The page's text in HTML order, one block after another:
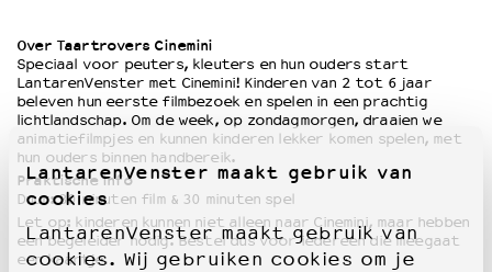
LantarenVenster maakt gebruik van
cookies
LantarenVenster maakt gebruik van
cookies. Wij gebruiken cookies om je
Over Taartrovers Cinemini
Speciaal voor peuters, kleuters en hun ouders start
LantarenVenster met Cinemini! Kinderen van 2 tot 6 jaar
beleven hun eerste filmbezoek en spelen in een prachtig
lichtlandschap. Om de week, op zondagmorgen, draaien we
animatiefilmpjes en kunnen kinderen lekker komen spelen, met
hun ouders binnen handbereik.
Praktische info
Duur: 30 minuten film & 30 minuten spel
Let op: kinderen kunnen niet alleen naar Cinemini, maar hebben
een begeleider nodig. Bestel dus voor iedereen die meegaat
een kaartje.